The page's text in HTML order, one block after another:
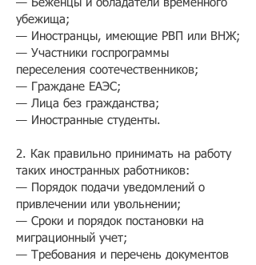
— Беженцы и обладатели временного
убежища;
— Иностранцы, имеющие РВП или ВНЖ;
— Участники госпрограммы
переселения соотечественников;
— Граждане ЕАЭС;
— Лица без гражданства;
— Иностранные студенты.
2. Как правильно принимать на работу
таких иностранных работников:
— ​Порядок подачи уведомлений о
привлечении или увольнении;
— Сроки и порядок постановки на
миграционный учет;
— Требования и перечень документов